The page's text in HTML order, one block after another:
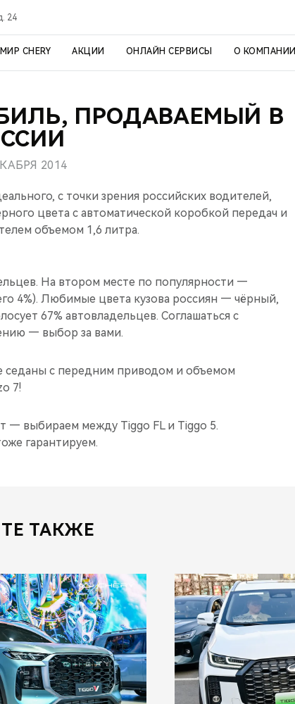
24
МИР CHERY АКЦИИ ОНЛАЙН СЕРВИСЫ О КОМПАНИИ
ПРОДАВАЕМЫЙ В
2014
с точки зрения российских водителей,
цвета с автоматической коробкой передач и
объемом 1,6 литра.
На втором месте по популярности —
4%). Любимые цвета кузова россиян — чёрный,
67% автовладельцев. Соглашаться с
— выбор за вами.
седаны с передним приводом и объемом
7!
— выбираем между Tiggo FL и Tiggo 5.
гарантируем.
ТАКЖЕ